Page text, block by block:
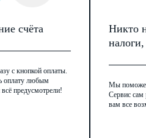
счёта
с кнопкой оплаты.
оплату любым
предусмотрели!
Никто
Мы
Сервис сам
вам все